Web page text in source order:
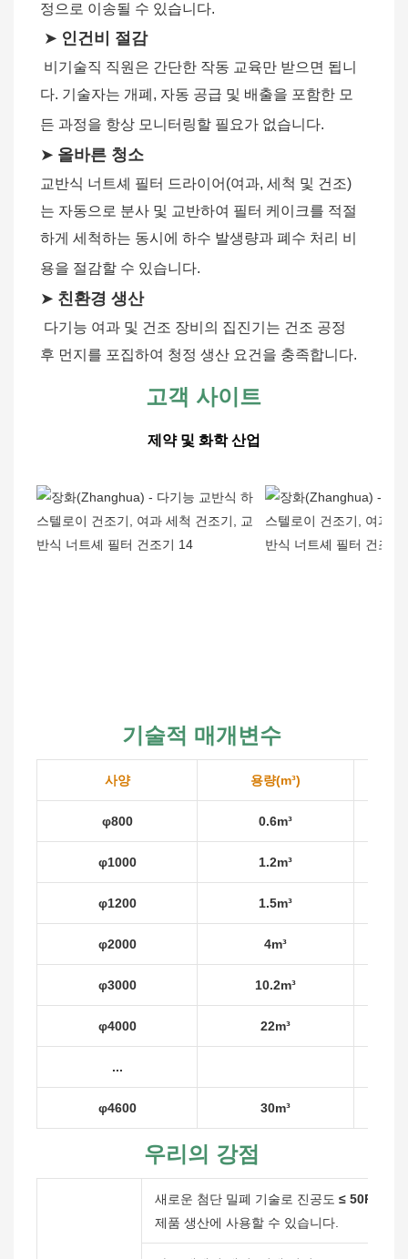
정으로 이송될 수 있습니다.
➤ 인건비 절감
비기술직 직원은 간단한 작동 교육만 받으면 됩니
다. 기술자는 개폐, 자동 공급 및 배출을 포함한 모
든 과정을 항상 모니터링할 필요가 없습니다.
➤ 올바른 청소
교반식 너트셰 필터 드라이어(여과, 세척 및 건조)
는 자동으로 분사 및 교반하여 필터 케이크를 적절
하게 세척하는 동시에 하수 발생량과 폐수 처리 비
용을 절감할 수 있습니다.
➤ 친환경 생산
다기능 여과 및 건조 장비의 집진기는 건조 공정
후 먼지를 포집하여 청정 생산 요건을 충족합니다.
고객 사이트
제약 및 화학 산업
기술적 매개변수
사양 용량(m³)
φ800 0.6m³
φ1000 1.2m³
φ1200 1.5m³
φ2000 4m³
φ3000 10.2m³
φ4000 22m³
...
φ4600 30m³
우리의 강점
새로운 첨단 밀폐 기술로 진공도 ≤ 50PA를
제품 생산에 사용할 수 있습니다.